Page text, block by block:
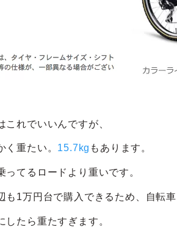
これでいいんですが、
く重たい。 15.7kg もあります。
ってるロードより重いです。
も1万円台で購入できるため、自転
したら重たすぎます。